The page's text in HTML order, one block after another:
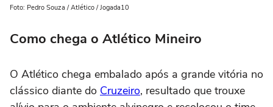
Foto: Pedro Souza / Atlético / Jogada10
Como chega o Atlético Mineiro
O Atlético chega embalado após a grande vitória no
clássico diante do Cruzeiro, resultado que trouxe